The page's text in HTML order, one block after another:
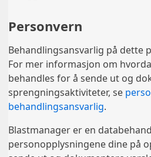
Personvern
Behandlingsansvarlig på dette
For mer informasjon om
behandles for å sende ut og
sprengningsaktiviteter, se
behandlingsansvarlig.
Blastmanager er en
personopplysningene dine på